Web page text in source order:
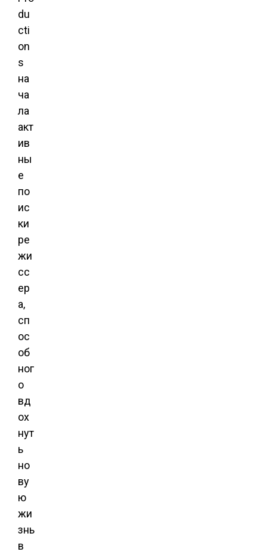
du
cti
on
s
на
ча
ла
акт
ив
ны
е
по
ис
ки
ре
жи
сс
ер
а,
сп
ос
об
ног
о
вд
ох
нут
ь
но
ву
ю
жи
знь
в